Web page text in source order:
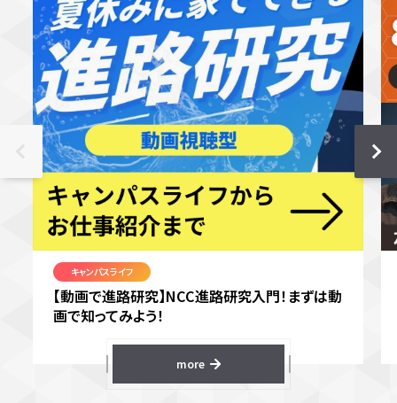
キャンパスライフ
【動画で進路研究】NCC進路研究入門！まずは動
画で知ってみよう！
more